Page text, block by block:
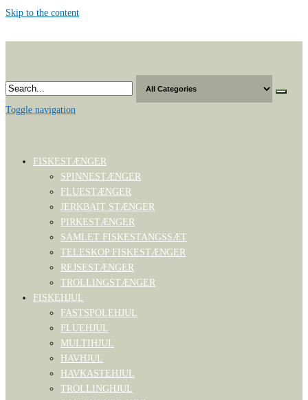
Skip to the content
Toggle navigation
FISKESTÆNGER
SPINNESTÆNGER
FLUESTÆNGER
JERKBAIT STÆNGER
PIRKESTÆNGER
SAMLET FISKESTANGSSÆT
TELESKOP FISKESTÆNGER
REJSESTÆNGER
TROLLINGSTÆNGER
FISKEHJUL
FASTSPOLEHJUL
FLUEHJUL
MULTIHJUL
HAVHJUL
HAVKASTEHJUL
TROLLINGHJUL